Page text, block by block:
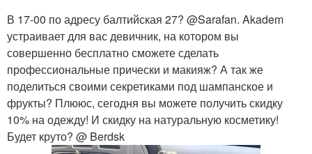
В 17-00 по адресу балтийская 27? @Sarafan. Akadem
устраивает для вас девичник, на котором вы
совершенно бесплатно сможете сделать
профессиональные прически и макияж? А так же
поделиться своими секретиками под шампанское и
фрукты? Плююс, сегодня вы можете получить скидку
10% на одежду! И скидку на натуральную косметику!
Будет круто? @ Berdsk